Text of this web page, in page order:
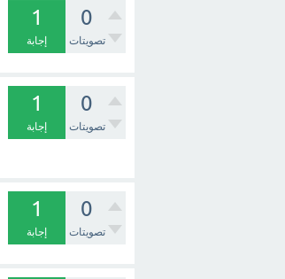
0
تصويتات
1
إجابة
0
تصويتات
1
إجابة
0
تصويتات
1
إجابة